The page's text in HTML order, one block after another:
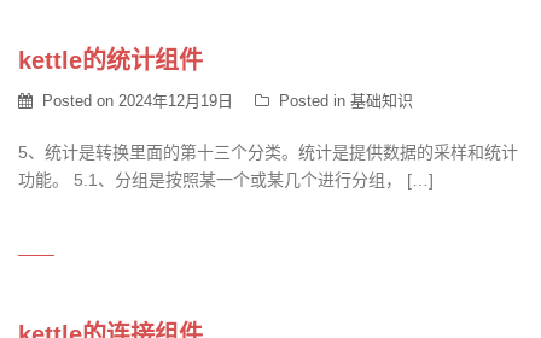
kettle的统计组件
Posted on 2024年12月19日 Posted in 基础知识
5、统计是转换里面的第十三个分类。统计是提供数据的采样和统计
功能。 5.1、分组是按照某一个或某几个进行分组， […]